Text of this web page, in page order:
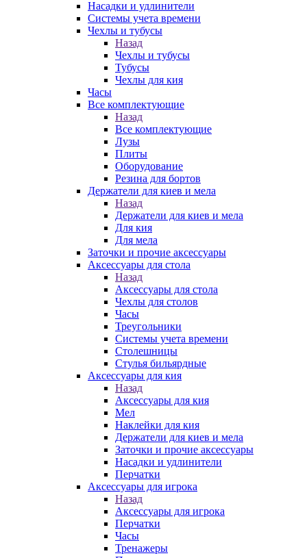
Насадки и удлинители
Системы учета времени
Чехлы и тубусы
Назад
Чехлы и тубусы
Тубусы
Чехлы для кия
Часы
Все комплектующие
Назад
Все комплектующие
Лузы
Плиты
Оборудование
Резина для бортов
Держатели для киев и мела
Назад
Держатели для киев и мела
Для кия
Для мела
Заточки и прочие аксессуары
Аксессуары для стола
Назад
Аксессуары для стола
Чехлы для столов
Часы
Треугольники
Системы учета времени
Столешницы
Стулья бильярдные
Аксессуары для кия
Назад
Аксессуары для кия
Мел
Наклейки для кия
Держатели для киев и мела
Заточки и прочие аксессуары
Насадки и удлинители
Перчатки
Аксессуары для игрока
Назад
Аксессуары для игрока
Перчатки
Часы
Тренажеры